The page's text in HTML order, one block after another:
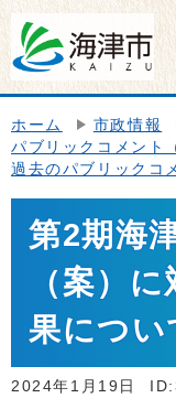
ホーム 市政情報
パブリックコメント
過去のパブリックコ
第2期海
（案）
果につい
2024年1月19日